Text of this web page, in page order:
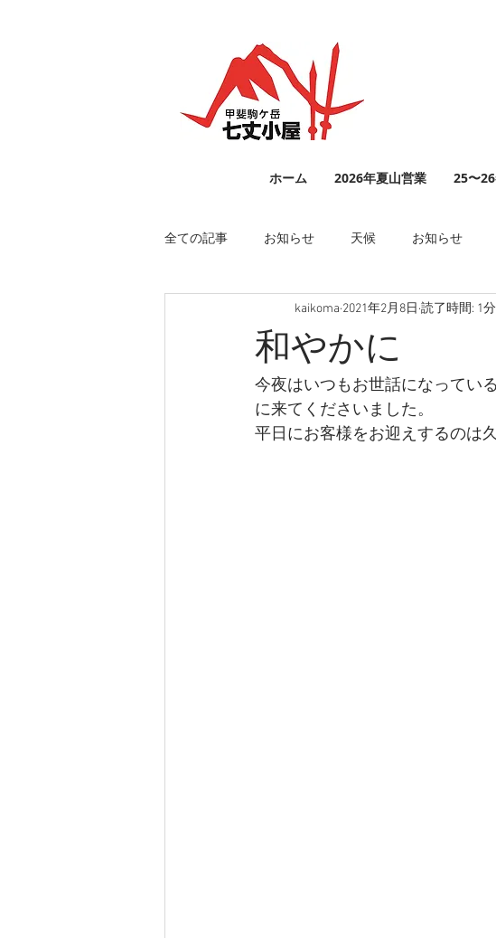
ホーム 2026年夏山営業 25〜
全ての記事 お知らせ 天候 お知らせ
和やかに
kaikoma 2021年2月8日 読了時間: 1分
今夜はいつもお世話になってい
に来てくださいました。
平日にお客様をお迎えするのは